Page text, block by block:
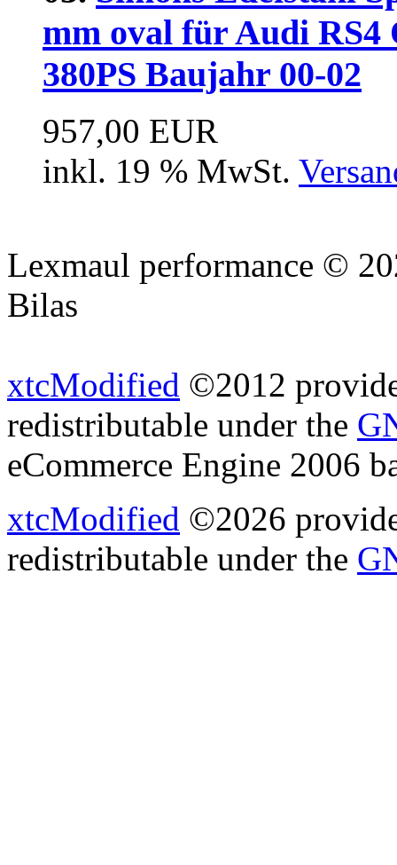
mm oval für Audi RS4
380PS Baujahr 00-02
957,00 EUR
inkl. 19 % MwSt.
Lexmaul performance ©
Bilas
xtcModified ©2012
redistributable under the
eCommerce Engine 2006
xtcModified ©2026
redistributable under the